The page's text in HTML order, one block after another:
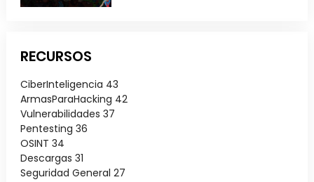
RECURSOS
CiberInteligencia 43
ArmasParaHacking 42
Vulnerabilidades 37
Pentesting 36
OSINT 34
Descargas 31
Seguridad General 27